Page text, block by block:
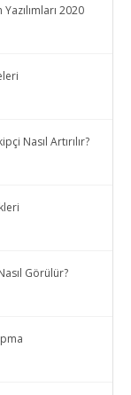
2020
Nasıl Artırılır?
Görülür?